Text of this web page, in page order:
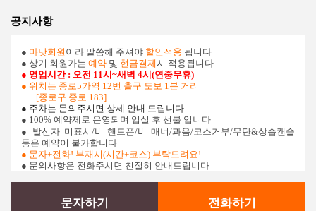
공지사항
● 마닷회원 이라 말씀해 주셔야 할인적용 됩니다
● 상기 회원가는 예약 및 현금결제시 적용됩니다
● 영업시간: 오전 11시~새벽 4시(연중무휴)
● 위치는 종로5가역 12번 출구 도보 1분 거리
[종로구 종로 183]
● 주차는 문의주시면 상세 안내 드립니다
● 100% 예약제로 운영되며 입실 후 선불 입니다
● 발신자 미표시/비 핸드폰/비 매너/과음/코스거부/무단&상습캔슬
등은 예약이 불가합니다
● 문자+전화! 부재시(시간+코스) 부탁드려요!
● 문의사항은 전화주시면 친절히 안내드립니다
문자하기 전화하기